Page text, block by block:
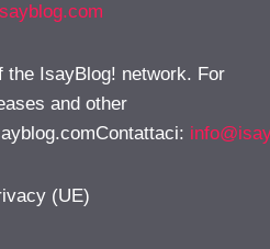
the IsayBlog! network. For
and other
:
(UE)